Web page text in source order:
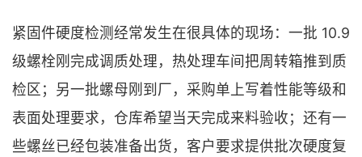
紧固件硬度检测经常发生在很具体的现场：一批 10.9
级螺栓刚完成调质处理，热处理车间把周转箱推到质
检区；另一批螺母刚到厂，采购单上写着性能等级和
表面处理要求，仓库希望当天完成来料验收；还有一
些螺丝已经包装准备出货，客户要求提供批次硬度复